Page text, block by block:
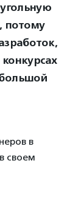
потому
в
своем